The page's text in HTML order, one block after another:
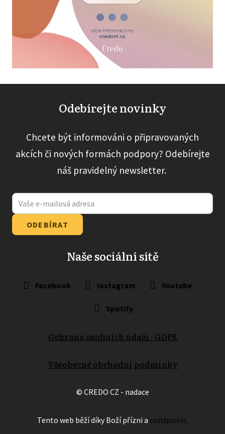
Odebírejte novinky
Chcete být informováni o připravovaných
akcích či nových formách podpory? Odebírejte
náš pravidelný newsletter.
ODEBÍRAT
Naše sociální sítě
Facebook Instagram Youtube
Spotify
Ochrana osobních údajů - GDPR
Všeobecné obchodní podmínky
© CREDO CZ - nadace
Tento web běží díky Boží přízni a solidpixels.